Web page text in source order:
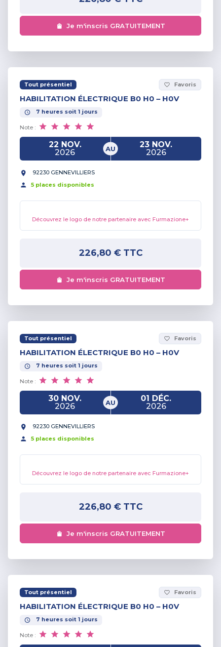
Je m'inscris GRATUITEMENT
Tout présentiel favorite_border Favoris
HABILITATION ÉLECTRIQUE B0 H0 – H0V
7 heures soit 1 jours
Note :
22 NOV.
2026
AU
23 NOV.
2026
92230 GENNEVILLIERS
5 places disponibles
Découvrez le logo de notre partenaire avec Furmazione+
226,80 €TTC
Je m'inscris GRATUITEMENT
Tout présentiel favorite_border Favoris
HABILITATION ÉLECTRIQUE B0 H0 – H0V
7 heures soit 1 jours
Note :
30 NOV.
2026
AU
01 DÉC.
2026
92230 GENNEVILLIERS
5 places disponibles
Découvrez le logo de notre partenaire avec Furmazione+
226,80 €TTC
Je m'inscris GRATUITEMENT
Tout présentiel favorite_border Favoris
HABILITATION ÉLECTRIQUE B0 H0 – H0V
7 heures soit 1 jours
Note :